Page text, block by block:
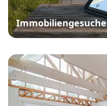
Immobiliengesuche